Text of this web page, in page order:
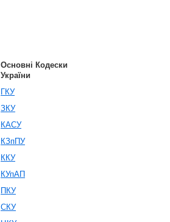
Основні Кодески
України
ГКУ
ЗКУ
КАСУ
КЗпПУ
ККУ
КУпАП
ПКУ
СКУ